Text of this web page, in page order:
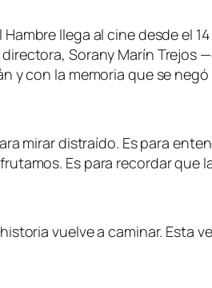
Hambre llega al cine desde el
Sorany Marín Trejos
y con la memoria que se negó
mirar distraído. Es para
Es para recordar que
vuelve a caminar. Esta